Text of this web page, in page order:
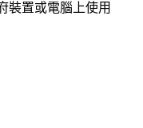
裝置或電腦上使用